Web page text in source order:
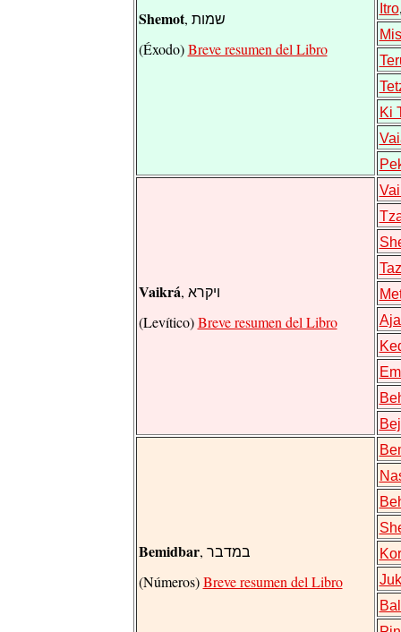
Shemot , שמות
(Éxodo)Breve resumen del Libro
Itro
Ki
Vaikrá , ויקרא
(Levítico)Breve resumen del Libro
Bemidbar , במדבר
(Números)Breve resumen del Libro